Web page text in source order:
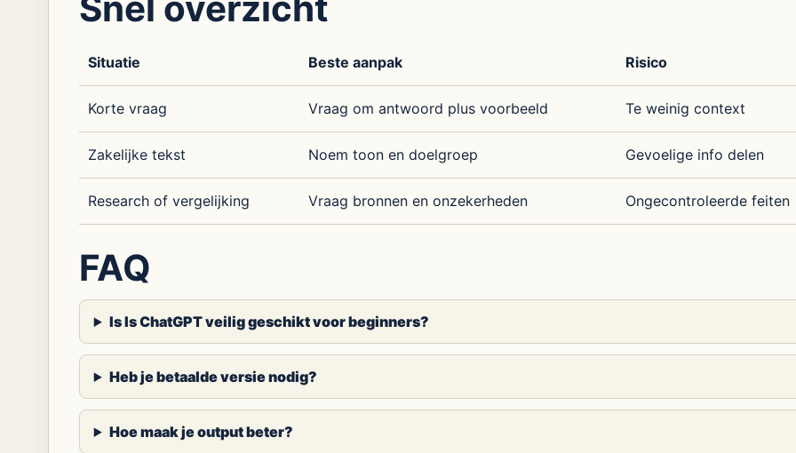
Situatie Beste aanpak Risico
Korte vraag Vraag om antwoord plus voorbeeld Te weinig context
Zakelijke tekst Noem toon en doelgroep Gevoelige info delen
Research of vergelijking Vraag bronnen en onzekerheden Ongecontroleerde feiten
FAQ
Is Is ChatGPT veilig geschikt voor beginners?
Heb je betaalde versie nodig?
Hoe maak je output beter?